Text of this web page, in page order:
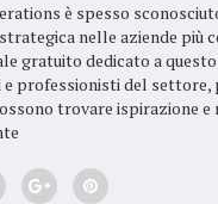
è spesso
nelle aziende più
gratuito dedicato a
professionisti del settore,
trovare ispirazione